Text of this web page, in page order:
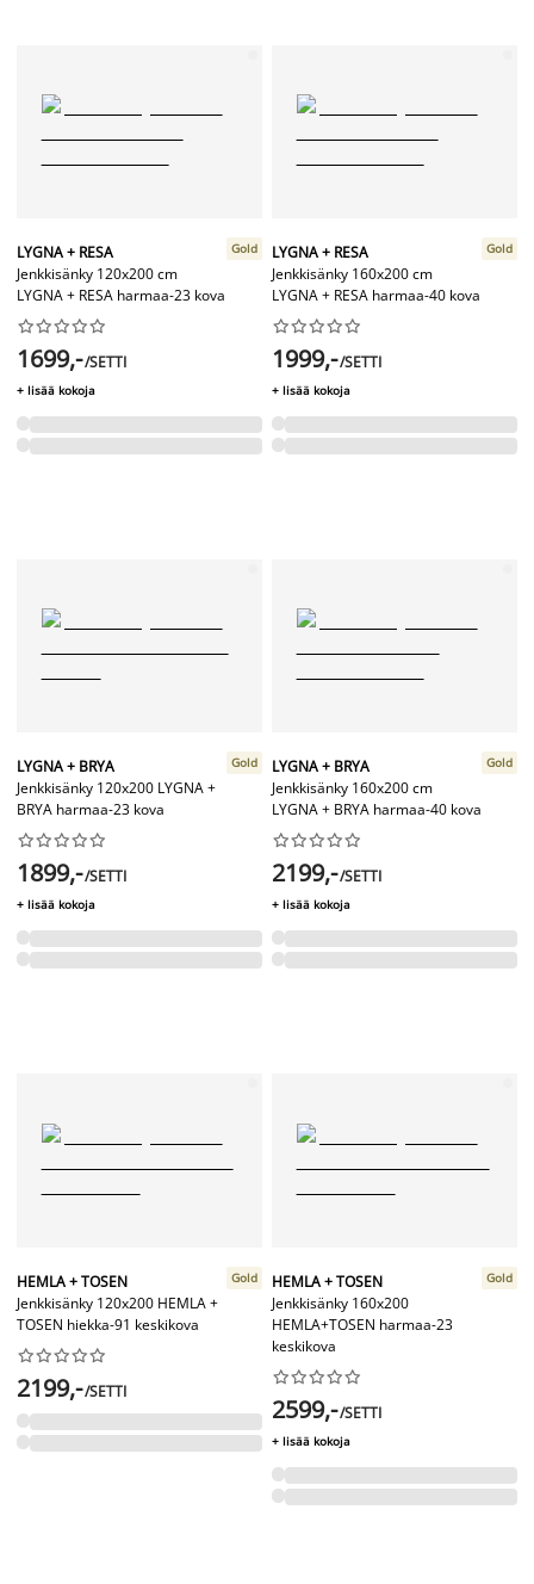
LYGNA + RESA
Jenkkisänky 120x200 cm
LYGNA + RESA harmaa-23 kova
Gold






1699,-/SETTI
+ lisää kokoja
LYGNA + RESA
Jenkkisänky 160x200 cm
LYGNA + RESA harmaa-40 kova
Gold






1999,-/SETTI
+ lisää kokoja
LYGNA + BRYA
Jenkkisänky 120x200 LYGNA +
BRYA harmaa-23 kova
Gold






1899,-/SETTI
+ lisää kokoja
LYGNA + BRYA
Jenkkisänky 160x200 cm
LYGNA + BRYA harmaa-40 kova
Gold






2199,-/SETTI
+ lisää kokoja
HEMLA + TOSEN
Jenkkisänky 120x200 HEMLA +
TOSEN hiekka-91 keskikova
Gold






2199,-/SETTI
HEMLA + TOSEN
Jenkkisänky 160x200
HEMLA+TOSEN harmaa-23
keskikova
Gold






2599,-/SETTI
+ lisää kokoja